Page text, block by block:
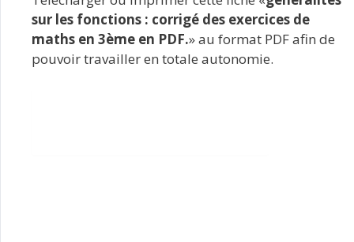
sur les fonctions : corrigé des exercices de
maths en 3ème en PDF.» au format PDF afin de
pouvoir travailler en totale autonomie.